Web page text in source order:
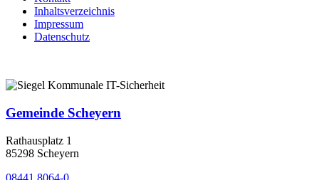
Inhaltsverzeichnis
Impressum
Datenschutz
Gemeinde Scheyern
Rathausplatz 1
85298 Scheyern
08441 8064-0